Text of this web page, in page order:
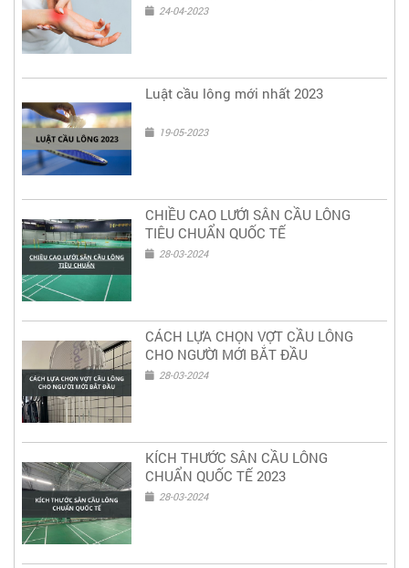
24-04-2023
Luật cầu lông mới nhất 2023
19-05-2023
CHIỀU CAO LƯỚI SÂN CẦU LÔNG
TIÊU CHUẨN QUỐC TẾ
28-03-2024
CÁCH LỰA CHỌN VỢT CẦU LÔNG
CHO NGƯỜI MỚI BẮT ĐẦU
28-03-2024
KÍCH THƯỚC SÂN CẦU LÔNG
CHUẨN QUỐC TẾ 2023
28-03-2024